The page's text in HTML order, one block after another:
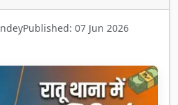
Published: 07 Jun 2026